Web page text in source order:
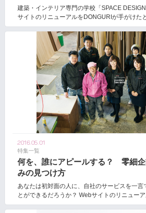
建築・インテリア専門の学校「SPACE
サイトのリニューアルをDONGURIが手がけた
2016.05.01
特集一覧
何を、誰にアピールする？ 零細
みの見つけ方
あなたは初対面の人に、自社のサービスを一言
とができるだろうか？ Webサイトのリニュー